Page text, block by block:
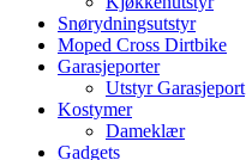
Snørydningsutstyr
Moped Cross Dirtbike
Garasjeporter
Utstyr Garasjeport
Kostymer
Dameklær
Gadgets